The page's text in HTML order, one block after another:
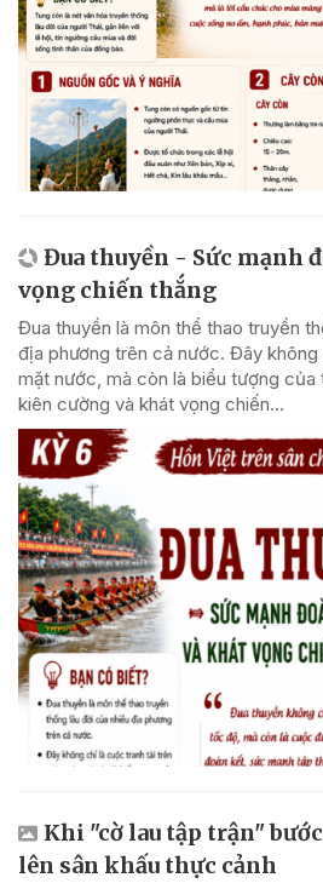
Đua thuyền - Sức mạnh
vọng chiến thắng
Đua thuyền là môn thể thao truyền
địa phương trên cả nước. Đây
mặt nước, mà còn là biểu tượng của
kiên cường và khát vọng chiến...
Khi "cờ lau tập trận"
lên sân khấu thực cảnh